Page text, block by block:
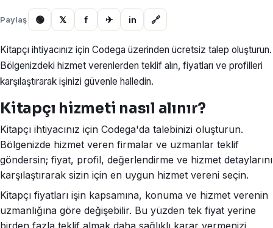
Paylaş 🟢 𝕏 f ✈ in 🔗
Kitapçı ihtiyacınız için Codega üzerinden ücretsiz talep oluşturun.
Bölgenizdeki hizmet verenlerden teklif alın, fiyatları ve profilleri
karşılaştırarak işinizi güvenle halledin.
Kitapçı hizmeti nasıl alınır?
Kitapçı ihtiyacınız için Codega'da talebinizi oluşturun.
Bölgenizde hizmet veren firmalar ve uzmanlar teklif
göndersin; fiyat, profil, değerlendirme ve hizmet detaylarını
karşılaştırarak sizin için en uygun hizmet vereni seçin.
Kitapçı fiyatları işin kapsamına, konuma ve hizmet verenin
uzmanlığına göre değişebilir. Bu yüzden tek fiyat yerine
birden fazla teklif almak daha sağlıklı karar vermenizi